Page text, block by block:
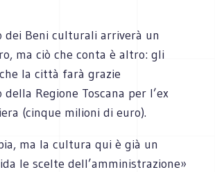
dei Beni culturali arriverà un
ma ciò che conta è altro: gli
la città farà grazie
Regione Toscana per l’ex
(cinque milioni di euro).
ma la cultura qui è già un
le scelte dell’amministrazione»